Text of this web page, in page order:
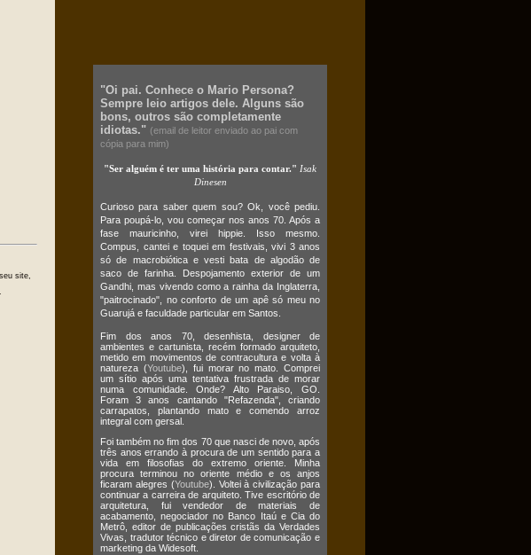
site,
.
"Oi pai. Conhece o Mario Persona?
Sempre leio artigos dele. Alguns são
bons, outros são completamente
idiotas." (email de leitor enviado ao pai com
cópia para mim)
"Ser alguém é ter uma história para contar." Isak
Dinesen
Curioso para saber quem sou? Ok, você pediu.
Para poupá-lo, vou começar nos anos 70. Após a
fase mauricinho, virei hippie. Isso mesmo.
Compus, cantei e toquei em festivais, vivi 3 anos
só de macrobiótica e vesti bata de algodão de
saco de farinha. Despojamento exterior de um
Gandhi, mas vivendo como a rainha da Inglaterra,
"paitrocinado", no conforto de um apê só meu no
Guarujá e faculdade particular em Santos.
Fim dos anos 70, desenhista, designer de
ambientes e cartunista, recém formado arquiteto,
metido em movimentos de contracultura e volta à
natureza (Youtube), fui morar no mato. Comprei
um sítio após uma tentativa frustrada de morar
numa comunidade. Onde? Alto Paraiso, GO.
Foram 3 anos cantando "Refazenda", criando
carrapatos, plantando mato e comendo arroz
integral com gersal.
Foi também no fim dos 70 que nasci de novo, após
três anos errando à procura de um sentido para a
vida em filosofias do extremo oriente. Minha
procura terminou no oriente médio e os anjos
ficaram alegres (Youtube). Voltei à civilização para
continuar a carreira de arquiteto. Tive escritório de
arquitetura, fui vendedor de materiais de
acabamento, negociador no Banco Itaú e Cia do
Metrô, editor de publicações cristãs da Verdades
Vivas, tradutor técnico e diretor de comunicação e
marketing da Widesoft.